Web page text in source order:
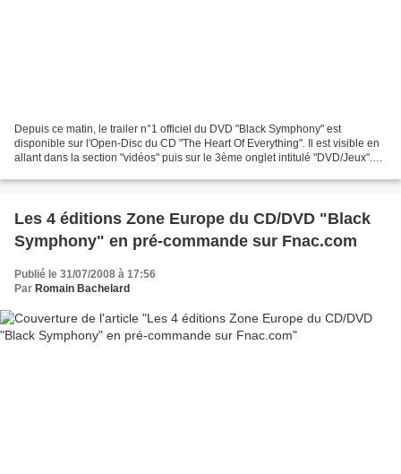
Depuis ce matin, le trailer n°1 officiel du DVD "Black Symphony" est
disponible sur l'Open-Disc du CD "The Heart Of Everything". Il est visible en
allant dans la section "vidéos" puis sur le 3ème onglet intitulé "DVD/Jeux".
Les 4 éditions Zone Europe du CD/DVD "Black
Symphony" en pré-commande sur Fnac.com
Publié le 31/07/2008 à 17:56
Par Romain Bachelard